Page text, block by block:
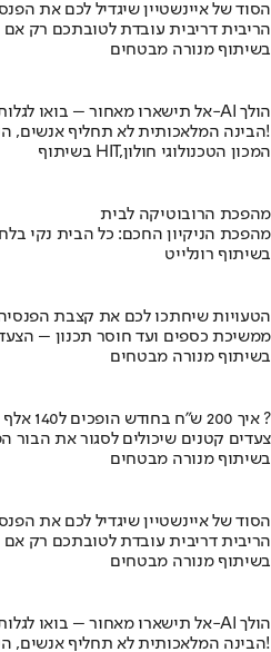
הסוד של איינשטיין שיגדיל לכם את
הריבית דריבית עובדת לטובתכם רק
בשיתוף מנורה מבטחים
אל תישארו מאחור – בואו לגלות לאן ה-AI הולך
הבינה המלאכותית לא תחליף אנשים, היא תחליף את מי שלא משתמש בה!
בשיתוף HIT,המכון הטכנולוגי חולון
מהפכת הרובוטיקה לבית
מהפכת הניקיון החכם: כל הבית נקי
בשיתוף רונלייט
הטעויות שיחתכו לכם את קצבת
ממשיכת כספים ועד חוסר תכנון –
בשיתוף מנורה מבטחים
איך 200 ש"ח בחודש הופכים ל140 אלף ?
צעדים קטנים שיכולים לסגור את הבור
בשיתוף מנורה מבטחים
הסוד של איינשטיין שיגדיל לכם את
הריבית דריבית עובדת לטובתכם רק
בשיתוף מנורה מבטחים
אל תישארו מאחור – בואו לגלות לאן ה-AI הולך
הבינה המלאכותית לא תחליף אנשים, היא תחליף את מי שלא משתמש בה!